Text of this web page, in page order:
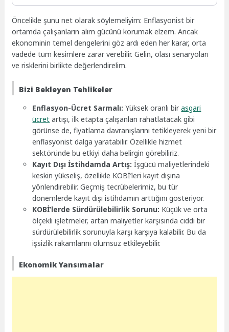
Öncelikle şunu net olarak söylemeliyim: Enflasyonist bir
ortamda çalışanların alım gücünü korumak elzem. Ancak
ekonominin temel dengelerini göz ardı eden her karar, orta
vadede tüm kesimlere zarar verebilir. Gelin, olası senaryoları
ve risklerini birlikte değerlendirelim.
Bizi Bekleyen Tehlikeler
Enflasyon-Ücret Sarmalı: Yüksek oranlı birasgari
ücret artışı, ilk etapta çalışanları rahatlatacak gibi
görünse de, fiyatlama davranışlarını tetikleyerek yeni bir
enflasyonist dalga yaratabilir. Özellikle hizmet
sektöründe bu etkiyi daha belirgin görebiliriz.
Kayıt Dışı İstihdamda Artış: İşgücü maliyetlerindeki
keskin yükseliş, özellikle KOBİ’leri kayıt dışına
yönlendirebilir. Geçmiş tecrübelerimiz, bu tür
dönemlerde kayıt dışı istihdamın arttığını gösteriyor.
KOBİ’lerde Sürdürülebilirlik Sorunu: Küçük ve orta
ölçekli işletmeler, artan maliyetler karşısında ciddi bir
sürdürülebilirlik sorunuyla karşı karşıya kalabilir. Bu da
işsizlik rakamlarını olumsuz etkileyebilir.
Ekonomik Yansımalar